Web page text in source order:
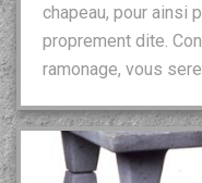
chapeau, pour ainsi
proprement dite.
ramonage, vous